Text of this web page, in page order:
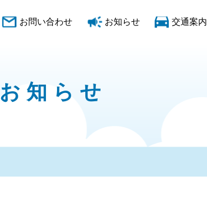
交通案内
お知らせ
お問い合わせ
お知らせ